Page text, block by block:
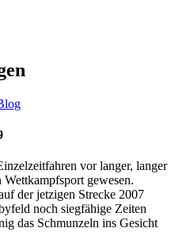
vor langer, langer
gewesen.
der jetzigen Strecke 2007
noch siegfähige Zeiten
das Schmunzeln ins Gesicht